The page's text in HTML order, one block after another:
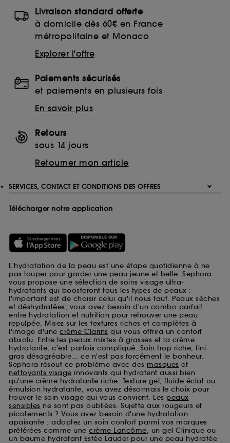
Livraison standard offerte
à domicile dès 60€ en France
métropolitaine et Monaco
Explorer l'offre
Paiements sécurisés
et paiements en plusieurs fois
En savoir plus
Retours
sous 14 jours
Retourner mon article
SERVICES, CONTACT ET CONDITIONS DES OFFRES
Télécharger notre application
L'hydratation de la peau est une étape quotidienne à ne
pas louper pour garder une peau jeune et belle. Sephora
vous propose une sélection de soins visage ultra-
hydratants qui boosteront tous les types de peaux :
l'important est de choisir celui qu'il nous faut. Peaux sèches
et déshydratées, vous avez besoin d'un combo parfait
entre hydratation et nutrition pour retrouver une peau
repulpée. Misez sur les textures riches et complètes à
l'image d'une crème Clarins qui vous offrira un confort
absolu. Entre les peaux mixtes à grasses et la crème
hydratante, c'est parfois compliqué. Soin trop riche, fini
gras désagréable... ce n'est pas forcément le bonheur.
Sephora résout ce problème avec des masques et
nettoyants visage innovants qui hydratent aussi bien
qu'une crème hydratante riche. Texture gel, fluide éclat ou
émulsion hydratante, vous avez désormais le choix pour
trouver le soin visage qui vous convient. Les peaux
sensibles ne sont pas oubliées. Sujette aux rougeurs et
picotements ? Vous avez besoin d'une hydratation
apaisante : adoptez un soin confort parmi vos marques
préférées comme une crème Lancôme, un gel Clinique ou
un baume hydratant Estée Lauder pour une peau hydratée